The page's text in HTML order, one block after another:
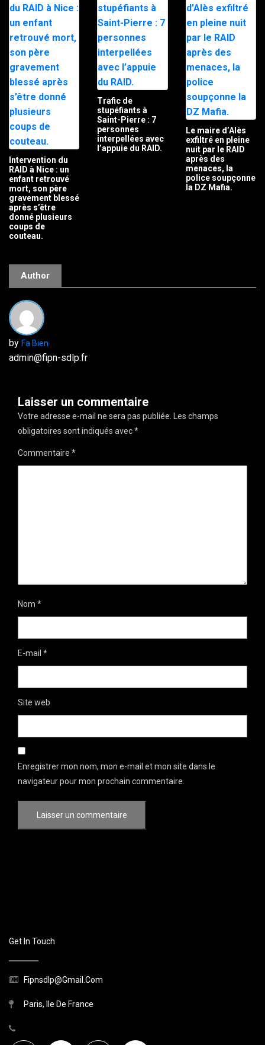
Intervention du
RAID à Nice : un
enfant retrouvé
mort, son père
gravement blessé
après s’être
donné plusieurs
coups de
couteau.
Trafic de
stupéfiants à
Saint-Pierre : 7
personnes
interpellées avec
l’appuie du RAID.
Le maire d’Alès
exfiltré en pleine
nuit par le RAID
après des
menaces, la
police soupçonne
la DZ Mafia.
Author
by Fa Bien
admin@fipn-sdlp.fr
Laisser un commentaire
Votre adresse e-mail ne sera pas publiée. Les champs
obligatoires sont indiqués avec*
Commentaire *
Nom *
E-mail *
Site web
Enregistrer mon nom, mon e-mail et mon site dans le
navigateur pour mon prochain commentaire.
Get In Touch
Fipnsdlp@gmail.com
Paris, Ile De France